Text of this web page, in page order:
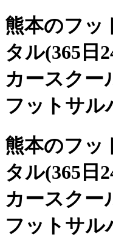
熊本のフッ
タル(365日
カースクー
フットサル
熊本のフッ
タル(365日
カースクー
フットサル